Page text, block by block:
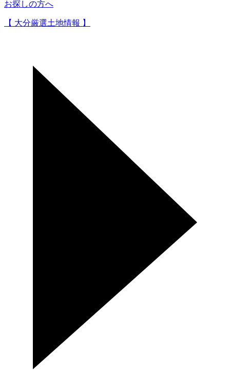
お探しの方へ
【 大分厳選土地情報 】